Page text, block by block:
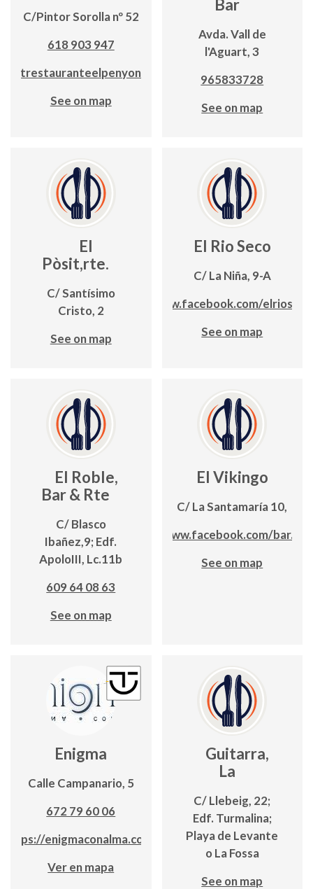
C/Pintor Sorolla nº 52
618 903 947
trestauranteelpenyon
See on map
Bar
Avda. Vall de
l'Aguart, 3
965833728
See on map
El
Pòsit,rte.
C/ Santísimo
Cristo, 2
See on map
El Rio Seco
C/ La Niña, 9-A
www.facebook.com/elrioseco
See on map
El Roble,
Bar & Rte
C/ Blasco
Ibañez,9; Edf.
ApoloIII, Lc.11b
609 64 08 63
See on map
El Vikingo
C/ La Santamaría 10,
https://www.facebook.com/
See on map
Enigma
Calle Campanario, 5
672 79 60 06
https://enigmaconalma.com/
Ver en mapa
Guitarra,
La
C/ Llebeig, 22;
Edf. Turmalina;
Playa de Levante
o La Fossa
See on map